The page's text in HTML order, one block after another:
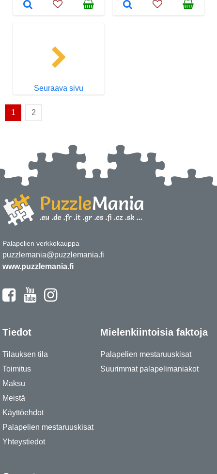
Seuraava sivu
1 2
Palapelien verkkokauppa
puzzlemania@puzzlemania.fi
www.puzzlemania.fi
Tiedot
Tilauksen tila
Toimitus
Maksu
Meistä
Käyttöehdot
Palapelien mestaruuskisat
Yhteystiedot
Mielenkiintoisia faktoja
Palapelien mestaruuskisat
Suurimmat palapelimaniakot